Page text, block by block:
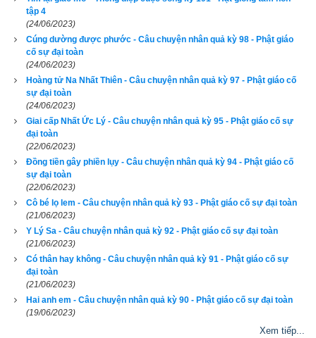
hay biết, may mà có ngài chỉ giáo, nếu không tôi đã vì ham cái
lợi nhỏ mà phạm lỗi lầm lớn. Bây giờ đã được mở mắt ra rồi,
tôi sẽ không dám di chuyển tảng đá này đi đâu cả.
Người cõi trời nghe thế thì rất an tâm mà trở về thiên cung.
Người nông phu trầm mặc suy nghĩ rằng:
– Ngày xưa, cúng dường một tảng đá để giúp xây một ngôi
chùa mà được phúc báo sinh cõi trời. Cái thủa ruộng phước
màu mỡ hy hữu này, chỉ cần gieo xuống một hạt giống là trổ
lên phúc quả vô lượng, gấp cả vạn lần. Ta là nông dân chuyên
việc canh tác trồng trọt, tại sao lại không biết đầu tư nhỉ? Ta
phải ghi tâm khắc cốt điều này mới được!
Từ đó, mỗi khi gặp bạn bè thân hữu, ông bèn đem câu chuyện
này ra kể lại cho họ nghe, được rất nhiều người tin tưởng ủng
hộ nên chẳng bao lâu, một ngôi bảo tháp thờ Phật cao lên tới
chín từng mây được kiến lập sừng sững trên tảng đá ấy.
Hãy ủng hộ website bằng cách truy cập lịch vạn niên trên
tập 4
(24/06/2023)
Cúng dường được phước - Câu chuyện nhân quả kỳ 98 - Phật giáo
cố sự đại toàn
(24/06/2023)
Hoàng tử Na Nhất Thiên - Câu chuyện nhân quả kỳ 97 - Phật giáo cố
sự đại toàn
(24/06/2023)
Giai cấp Nhất Ức Lý - Câu chuyện nhân quả kỳ 95 - Phật giáo cố sự
đại toàn
(22/06/2023)
Đồng tiền gây phiền lụy - Câu chuyện nhân quả kỳ 94 - Phật giáo cố
sự đại toàn
(22/06/2023)
Cô bé lọ lem - Câu chuyện nhân quả kỳ 93 - Phật giáo cố sự đại toàn
(21/06/2023)
Y Lý Sa - Câu chuyện nhân quả kỳ 92 - Phật giáo cố sự đại toàn
(21/06/2023)
Có thân hay không - Câu chuyện nhân quả kỳ 91 - Phật giáo cố sự
đại toàn
(21/06/2023)
Hai anh em - Câu chuyện nhân quả kỳ 90 - Phật giáo cố sự đại toàn
(19/06/2023)
Xem tiếp...